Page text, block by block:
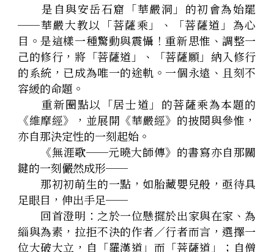
是自與安岳石窟「華嚴洞」的初會為始罷
──華嚴大教以「菩薩乘」、「菩薩道」為心
目。是這樣一種驚動與震懾！重新思惟、調整一
己的修行，將「菩薩道」、「菩薩願」納入修行
的系統，已成為唯一的途軌。一個永遠、且刻不
容緩的命題。
重新圈點以「居士道」的菩薩乘為本題的
《維摩經》，並展開《華嚴經》的披閱與參惟，
亦自那決定性的一刻起始。
《無涯歌──元曉大師傳》的書寫亦自那關
鍵的一刻儼然成形──
那初初萌生的一點，如胎藏嬰兒般，亟待具
足眼目，伸出手足──
回首澄明：之於一位懸擺於出家與在家、為
緇與為素，拉拒不決的作者／行者而言，選擇一
位大破大立，自「羅漢道」而「菩薩道」；自僧